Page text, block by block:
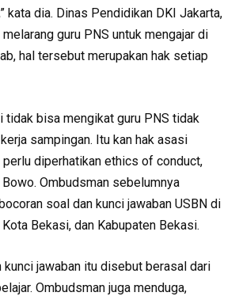
kata dia. Dinas Pendidikan DKI Jakarta,
guru PNS untuk mengajar di
hal tersebut merupakan hak setiap
tidak bisa mengikat guru PNS tidak
sampingan. Itu kan hak asasi
perlu diperhatikan ethics of conduct,
Ombudsman sebelumnya
soal dan kunci jawaban USBN di
Bekasi, dan Kabupaten Bekasi.
kunci jawaban itu disebut berasal dari
Ombudsman juga menduga,